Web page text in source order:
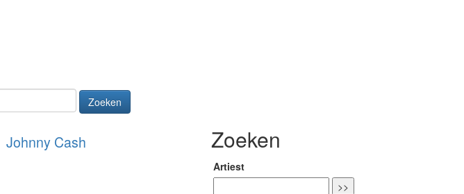
Zoeken
Johnny Cash Zoeken
Artiest